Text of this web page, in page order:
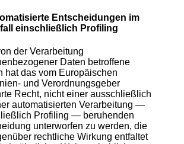
Entscheidungen im
einschließlich Profiling
der Verarbeitung
Daten betroffene
hat das vom Europäischen
und Verordnungsgeber
Recht, nicht einer ausschließlich
automatisierten Verarbeitung —
Profiling — beruhenden
unterworfen zu werden, die
rechtliche Wirkung entfaltet